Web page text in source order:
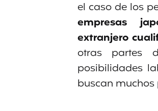
el caso de los
empresas
extranjero
otras partes
posibilidades
buscan muchos